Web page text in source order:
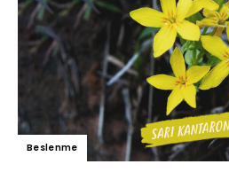
Beslenme